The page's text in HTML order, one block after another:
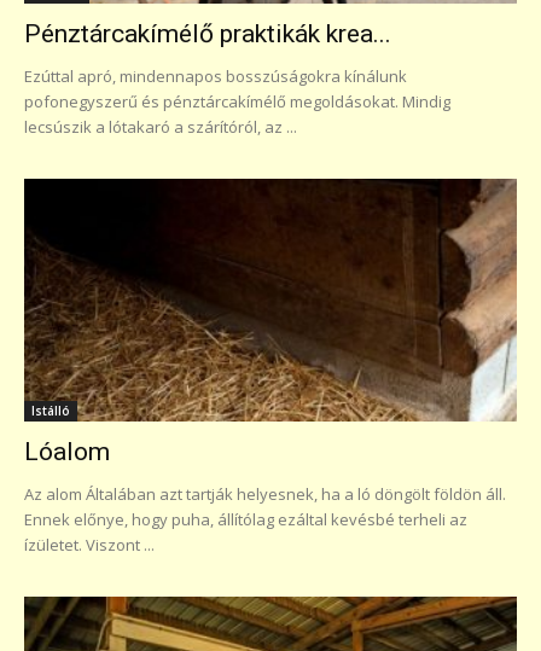
Pénztárcakímélő praktikák krea...
Ezúttal apró, mindennapos bosszúságokra kínálunk
pofonegyszerű és pénztárcakímélő megoldásokat. Mindig
lecsúszik a lótakaró a szárítóról, az ...
Istálló
Lóalom
Az alom Általában azt tartják helyesnek, ha a ló döngölt földön áll.
Ennek előnye, hogy puha, állítólag ezáltal kevésbé terheli az
ízületet. Viszont ...